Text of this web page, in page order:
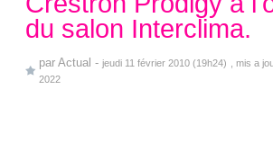
du salon Interclima.
par Actual - jeudi 11 février 2010 (19h24)
, mis a
2022